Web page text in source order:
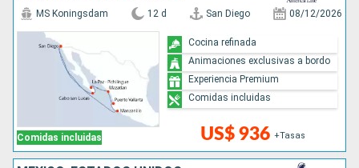
Comidas incluidas
MS Koningsdam 12 d San Diego 08/12/2026
US$ 936 +Tasas
Cocina refinada
Animaciones exclusivas a bordo
Experiencia Premium
Comidas incluidas